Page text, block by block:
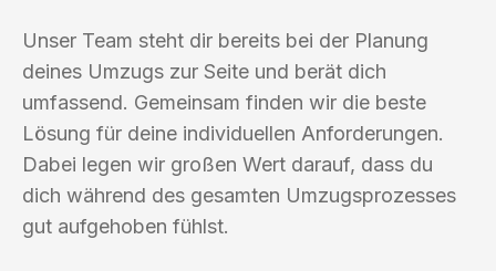
Unser Team steht dir bereits bei der Planung
deines Umzugs zur Seite und berät dich
umfassend. Gemeinsam finden wir die beste
Lösung für deine individuellen Anforderungen.
Dabei legen wir großen Wert darauf, dass du
dich während des gesamten Umzugsprozesses
gut aufgehoben fühlst.